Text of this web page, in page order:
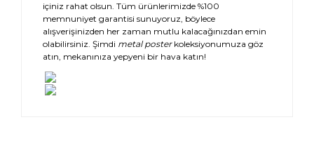
içiniz rahat olsun. Tüm ürünlerimizde %100
memnuniyet garantisi sunuyoruz, böylece
alışverişinizden her zaman mutlu kalacağınızdan emin
olabilirsiniz. Şimdi metal posterkoleksiyonumuza göz
atın, mekanınıza yepyeni bir hava katın!